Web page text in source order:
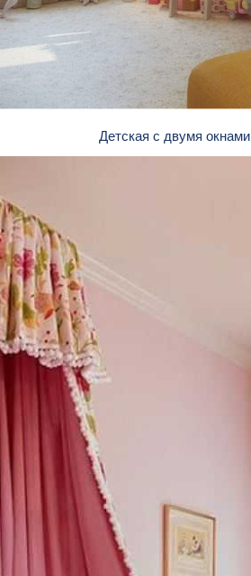
Детская с двумя окнами